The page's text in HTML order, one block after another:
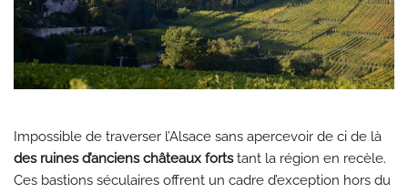
Impossible de traverser l’Alsace sans apercevoir de ci de là
des ruines d’anciens châteaux fortstant la région en recèle.
Ces bastions séculaires offrent un cadre d’exception hors du